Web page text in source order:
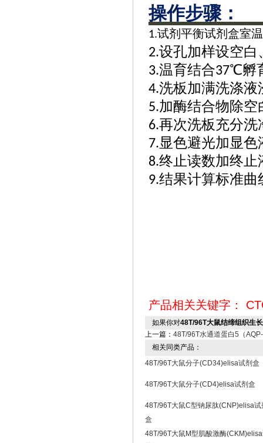
操作步骤‌：
1.试剂平衡试剂盒室
2.设孔加样设空白
3.温育结合37℃孵
4.洗板加满洗涤液
5.加酶结合物除
6.再次洗板充分洗
7.显色避光加显
8.终止读数加终
9.结果计算标准曲
产品相关关键字：
如果你对48T/96T大鼠结缔组织生
上一篇： 48T/96T水通道蛋白5（
相关同类产品：
48T/96T大鼠分子(CD34)elisa试剂盒
48T/96T大鼠分子(CD4)elisa试剂盒
48T/96T大鼠C型钠尿肽(CNP)elisa试
盒
48T/96T大鼠M型肌酸激酶